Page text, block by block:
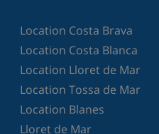
Location Costa Brava
Location Costa Blanca
Location Lloret de Mar
Location Tossa de Mar
Location Blanes
Lloret de Mar